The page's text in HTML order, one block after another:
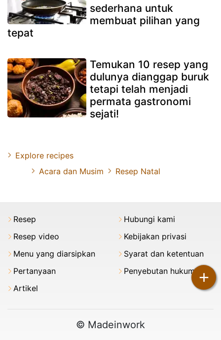
+
sederhana untuk
membuat pilihan yang
tepat
Temukan 10 resep yang
dulunya dianggap buruk
tetapi telah menjadi
permata gastronomi
sejati!
Explore recipes
Acara dan Musim
Resep Natal
Resep
Resep video
Menu yang diarsipkan
Pertanyaan
Artikel
Hubungi kami
Kebijakan privasi
Syarat dan ketentuan
Penyebutan hukum
© Madeinwork